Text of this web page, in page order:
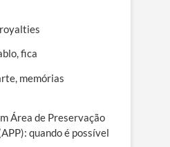
fica
memórias
Área de Preservação
quando é possível